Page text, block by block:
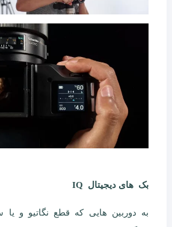
بک های دیجیتال IQ
به دوربین هایی که قطع نگاتیو و یا